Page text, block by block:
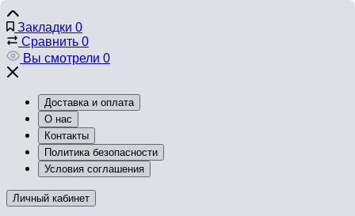
Закладки 0
Сравнить 0
Вы смотрели 0
Доставка и оплата
О нас
Контакты
Политика безопасности
Условия соглашения
Личный кабинет